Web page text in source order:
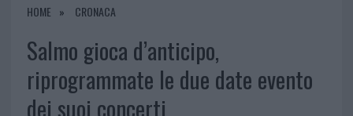
HOME CRONACA
Salmo gioca d’anticipo,
riprogrammate le due date evento
dei suoi concerti